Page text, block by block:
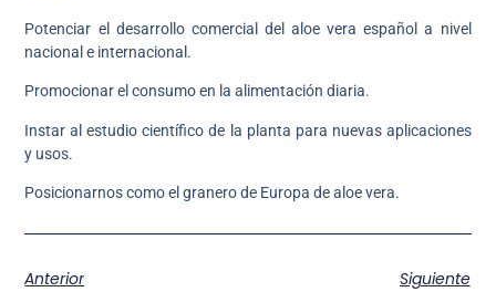
Potenciar el desarrollo comercial del aloe vera español a nivel
nacional e internacional.
Promocionar el consumo en la alimentación diaria.
Instar al estudio científico de la planta para nuevas aplicaciones
y usos.
Posicionarnos como el granero de Europa de aloe vera.
Anterior Siguiente